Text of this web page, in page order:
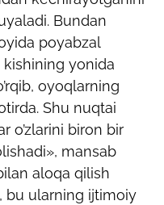
Bundan
poyabzal
yonida
oyoqlarning
Shu nuqtai
o’zlarini biron bir
mansab
aloqa qilish
bu ularning ijtimoiy